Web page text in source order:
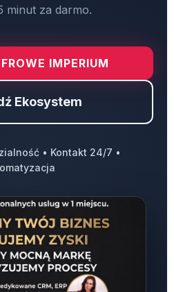
minut za darmo.
IMPERIUM
Ekosystem
• Kontakt 24/7 •